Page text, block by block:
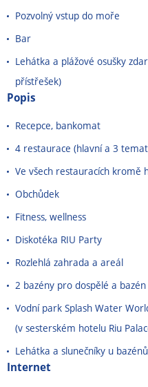
Pozvolný vstup do moře
Bar
Lehátka a plážové osušky
přístřešek)
Popis
Recepce, bankomat
4 restaurace (hlavní a 3
Ve všech restauracích kromě
Obchůdek
Fitness, wellness
Diskotéka RIU Party
Rozlehlá zahrada a areál
2 bazény pro dospělé a
Vodní park Splash Water
(v sesterském hotelu Riu
Lehátka a slunečníky u
Internet